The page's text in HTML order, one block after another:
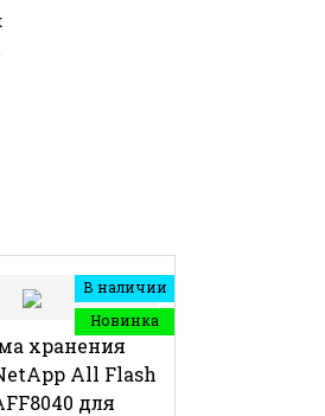
В наличии
Новинка
хранения
All Flash
для